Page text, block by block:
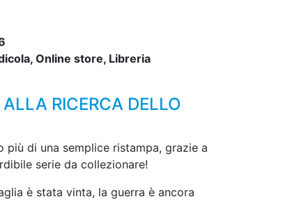
Online store, Libreria
RICERCA DELLO
più di una semplice ristampa, grazie a
serie da collezionare!
è stata vinta, la guerra è ancora